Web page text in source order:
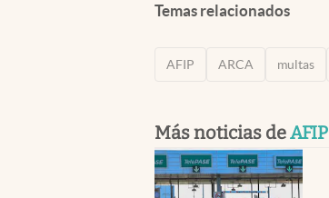
Temas relacionados
AFIP ARCA multas
Más noticias deAFIP